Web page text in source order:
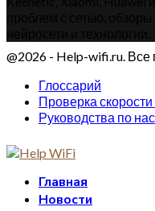
@2026 - Help-wifi.ru.
Глоссарий
Проверка скорости
Руководства по
Главная
Новости